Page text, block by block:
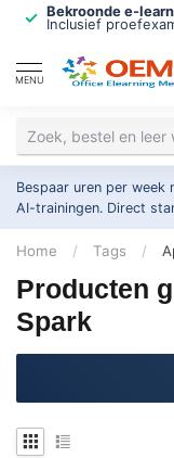
Bekroonde e-
Inclusief
MENU
Bespaar uren per
AI-trainingen. Direct
Home / Tags /
Producten
Spark